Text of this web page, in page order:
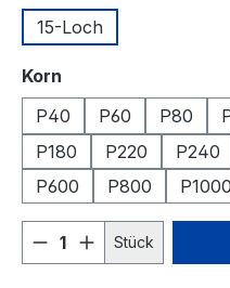
15-Loch
Korn
P40
P60 P80
P180
P220 P240
P600
P800 P1000
Produkt Anzahl:
Stück